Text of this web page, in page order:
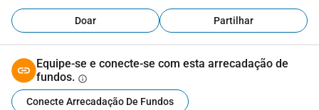
Na Ankyra, acreditamos que são os pequenos atos que
provocam mudanças transformadoras. Para nós, cada
que precisa e merece ser acompanhada. Basta que mais
uma pessoa experimente um de nossos programas para
que todos os nossos esforços (seus e nossos) tenham
Doar Partilhar
Equipe-se e conecte-se com esta arrecadação de
fundos. info
Conecte Arrecadação De Fundos